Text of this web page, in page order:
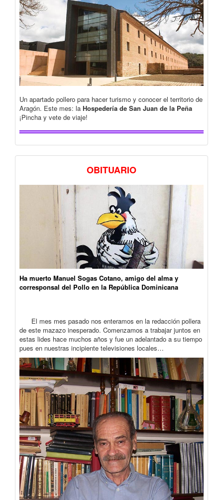
Un apartado pollero para hacer turismo y conocer el territorio de
Aragón. Este mes: la Hospedería de San Juan de la Peña
¡Pincha y vete de viaje!
OBITUARIO
Ha muerto Manuel Sogas Cotano, amigo del alma y
corresponsal del Pollo en la República Dominicana
El mes mes pasado nos enteramos en la redacción pollera
de este mazazo inesperado. Comenzamos a trabajar juntos en
estas lides hace muchos años y fue un adelantado a su tiempo
pues en nuestras incipiente televisiones locales…